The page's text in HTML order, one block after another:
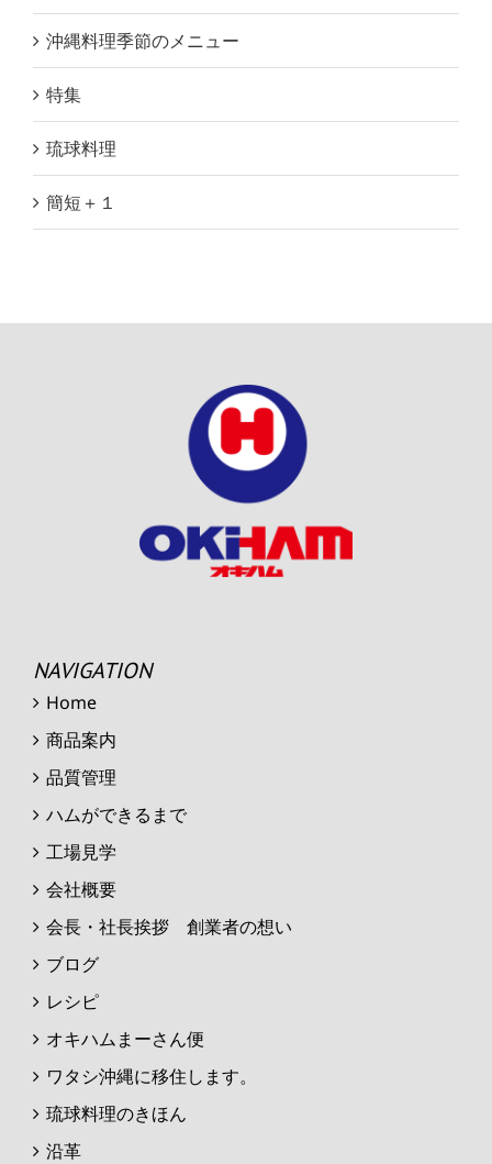
沖縄料理季節のメニュー
特集
琉球料理
簡短＋１
NAVIGATION
Home
商品案内
品質管理
ハムができるまで
工場見学
会社概要
会長・社長挨拶 創業者の想い
ブログ
レシピ
オキハムまーさん便
ワタシ沖縄に移住します。
琉球料理のきほん
沿革